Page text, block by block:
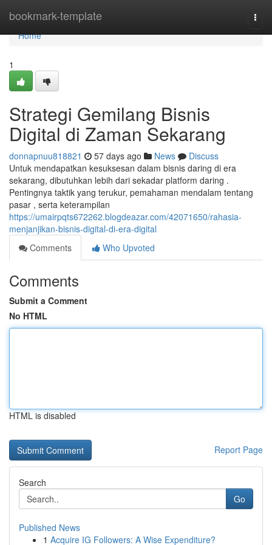
bookmark-template
Home
Home
1
Strategi Gemilang Bisnis
Digital di Zaman Sekarang
donnapnuu818821 57 days ago News
Discuss
Untuk mendapatkan kesuksesan dalam bisnis daring di era
sekarang, dibutuhkan lebih dari sekadar platform daring .
Pentingnya taktik yang terukur, pemahaman mendalam tentang
pasar , serta keterampilan
https://umairpqts672262.blogdeazar.com/42071650/rahasia-
menjanjikan-bisnis-digital-di-era-digital
Comments
Who Upvoted
Comments
Submit a Comment
No HTML
HTML is disabled
Report Page
Search
Go
Published News
1 Acquire IG Followers: A Wise Expenditure?